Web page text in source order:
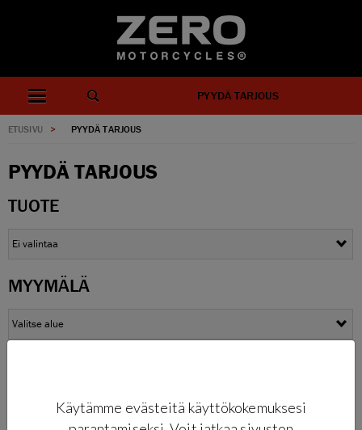
PYYDÄ TARJOUS
ETUSIVU > PYYDÄ TARJOUS
PYYDÄ TARJOUS
TUOTE
MYYMÄLÄ
HENKILÖTIEDOT
Käytämme evästeitä käyttökokemuksesi